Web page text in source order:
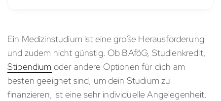
Ein Medizinstudium ist eine große Herausforderung
und zudem nicht günstig. Ob BAföG, Studienkredit,
Stipendium oder andere Optionen für dich am
besten geeignet sind, um dein Studium zu
finanzieren, ist eine sehr individuelle Angelegenheit.